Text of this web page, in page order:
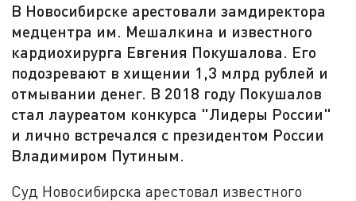
В Новосибирске арестовали замдиректора
медцентра им. Мешалкина и известного
кардиохирурга Евгения Покушалова. Его
подозревают в хищении 1,3 млрд рублей и
отмывании денег. В 2018 году Покушалов
стал лауреатом конкурса "Лидеры России"
и лично встречался с президентом России
Владимиром Путиным.
Суд Новосибирска арестовал известного